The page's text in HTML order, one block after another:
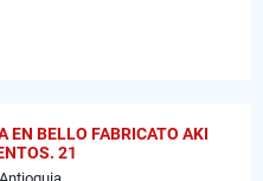
EN BELLO FABRICATO AKI
21